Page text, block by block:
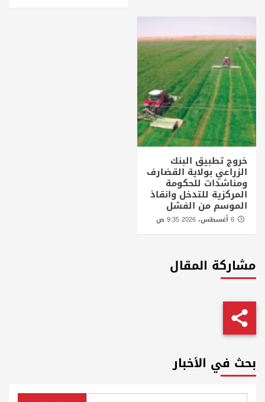
خروج تطبيق البنك
الزراعي بولاية القضارف
ومناشدات للحكومة
المركزية للتدخل وانقاذ
الموسم من الفشل
مشاركة المقال
بحث في الأخبار